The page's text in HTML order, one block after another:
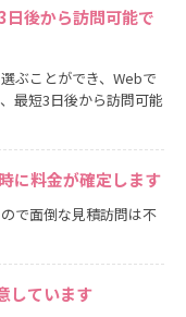
後から訪問可能で
ぶことができ、Webで
最短3日後から訪問可能
に料金が確定します
で面倒な見積訪問は不
しています